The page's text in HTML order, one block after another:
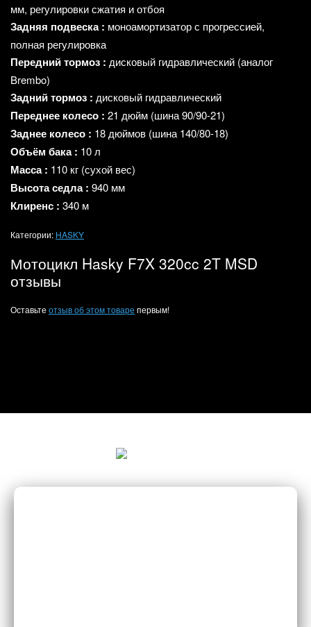
мм, регулировкисжатия иотбоя
Задняя подвеска: моноамортизаторс прогрессией,
полная регулировка
Переднийтормоз : дисковый гидравлический (аналог
Brembo)
Заднийтормоз : дисковый гидравлический
Переднее колесо : 21 дюйм (шина90/90‑21)
Заднее колесо : 18 дюймов (шина 140/80‑18)
Объём бака: 10 л
Масса: 110 кг (сухой вес)
Высотаседла: 940 мм
Клиренс : 340 м
Категории: HASKY
Мотоцикл Hasky F7X 320cc 2T MSD
отзывы
Оставьте отзыв об этом товаре первым!